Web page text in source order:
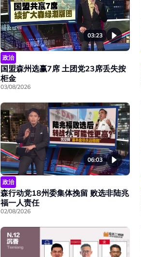
03:23
政治
国盟森州选赢7席 土团党23席丢失按
柜金
03/08/2026
06:03
政治
森行动党18州委集体挽留 败选非陆兆
福一人责任
02/08/2026